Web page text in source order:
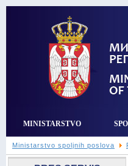
MINISTARSTVO
Ministarstvo spoljnih poslova